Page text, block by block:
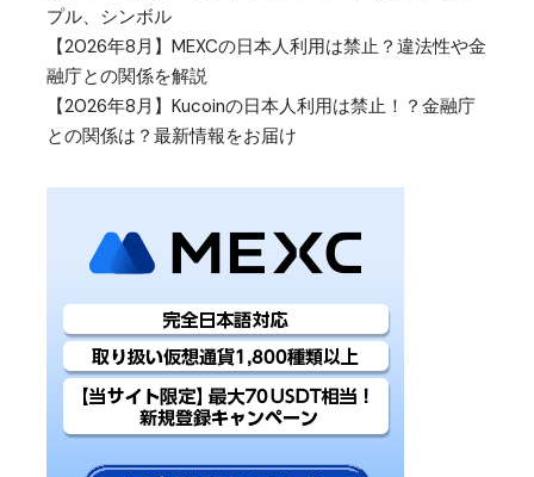
プル、シンボル
【2026年8月】MEXCの日本人利用は禁止？違法性や金
融庁との関係を解説
【2026年8月】Kucoinの日本人利用は禁止！？金融庁
との関係は？最新情報をお届け